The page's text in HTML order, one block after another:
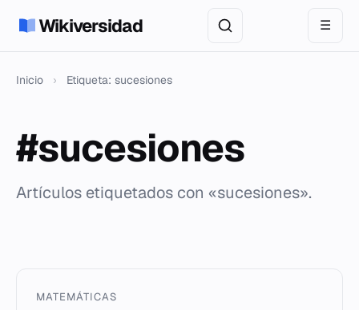
Wikiversidad ☰
Inicio › Etiqueta: sucesiones
#sucesiones
Artículos etiquetados con «sucesiones».
MATEMÁTICAS